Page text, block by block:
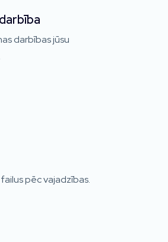
darbības jūsu
pēc vajadzības.